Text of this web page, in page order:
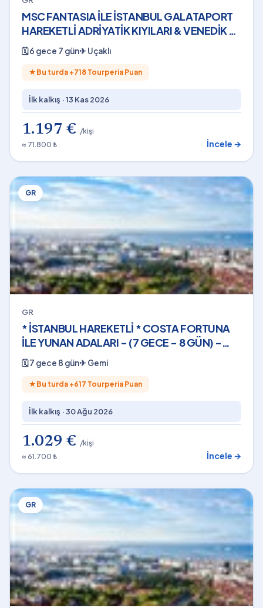
MSC FANTASIA İLE İSTANBUL GALATAPORT
HAREKETLİ ADRİYATİK KIYILARI & VENEDİK 6
Gece THY - 13 Kasım 2026
🗓6 gece 7 gün✈Uçaklı
★ Bu turda +718 Tourperia Puan
İlk kalkış ·13 Kas 2026
1.197 € /kişi
≈ 71.800 ₺
İncele →
GR
GR
* İSTANBUL HAREKETLİ * COSTA FORTUNA
İLE YUNAN ADALARI - (7 GECE - 8 GÜN) -
2026
🗓7 gece 8 gün✈Gemi
★ Bu turda +617 Tourperia Puan
İlk kalkış ·30 Ağu 2026
1.029 € /kişi
≈ 61.700 ₺
İncele →
GR